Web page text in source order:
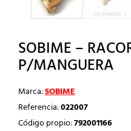
SOBIME –
P/MANGUERA
Marca:SOBIME
Referencia:022007
Código propio:792001166